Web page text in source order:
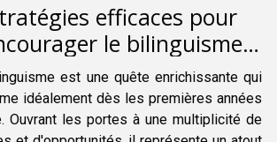
efficaces pour
le bilinguisme
dès la petite enfance
est une quête enrichissante qui
idéalement dès les premières années
Ouvrant les portes à une multiplicité de